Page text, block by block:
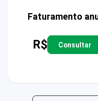
Faturamento
R$ Consultar